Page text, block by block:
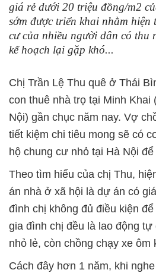
giá rẻ dưới 20 triệu đồng/m2
sớm được triển khai nhằm hiện
cư của nhiều người dân có thu
kế hoạch lại gặp khó...
Chị Trần Lệ Thu quê ở Thái
con thuê nhà trọ tại Minh Khai
Nội) gần chục năm nay. Vợ
tiết kiệm chi tiêu mong sẽ có
hộ chung cư nhỏ tại Hà Nội
Theo tìm hiểu của chị Thu,
án nhà ở xã hội là dự án có
đình chị không đủ điều kiện
gia đình chị đều là lao động tự
nhỏ lẻ, còn chồng chạy xe ôm
Cách đây hơn 1 năm, khi